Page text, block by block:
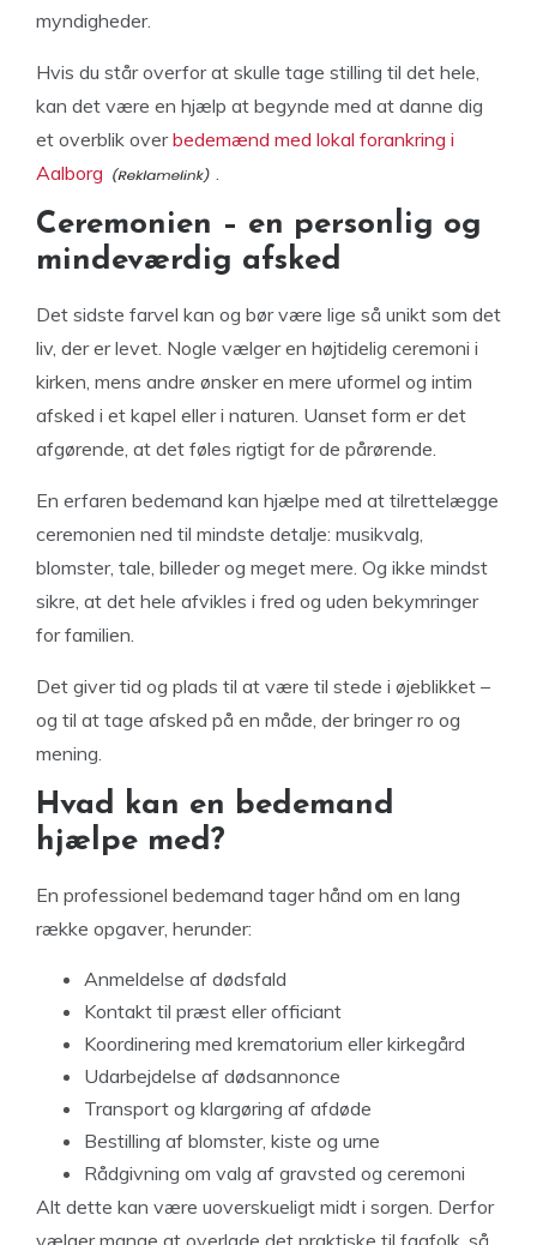
myndigheder.
Hvis du står overfor at skulle tage stilling til det hele,
kan det være en hjælp at begynde med at danne dig
et overblik overbedemænd med lokal forankring i
Aalborg
.
Ceremonien – en personlig og
mindeværdig afsked
Det sidste farvel kan og bør være lige så unikt som det
liv, der er levet. Nogle vælger en højtidelig ceremoni i
kirken, mens andre ønsker en mere uformel og intim
afsked i et kapel eller i naturen. Uanset form er det
afgørende, at det føles rigtigt for de pårørende.
En erfaren bedemand kan hjælpe med at tilrettelægge
ceremonien ned til mindste detalje: musikvalg,
blomster, tale, billeder og meget mere. Og ikke mindst
sikre, at det hele afvikles i fred og uden bekymringer
for familien.
Det giver tid og plads til at være til stede i øjeblikket –
og til at tage afsked på en måde, der bringer ro og
mening.
Hvad kan en bedemand
hjælpe med?
En professionel bedemand tager hånd om en lang
række opgaver, herunder:
Anmeldelse af dødsfald
Kontakt til præst eller officiant
Koordinering med krematorium eller kirkegård
Udarbejdelse af dødsannonce
Transport og klargøring af afdøde
Bestilling af blomster, kiste og urne
Rådgivning om valg af gravsted og ceremoni
Alt dette kan være uoverskueligt midt i sorgen. Derfor
vælger mange at overlade det praktiske til fagfolk, så